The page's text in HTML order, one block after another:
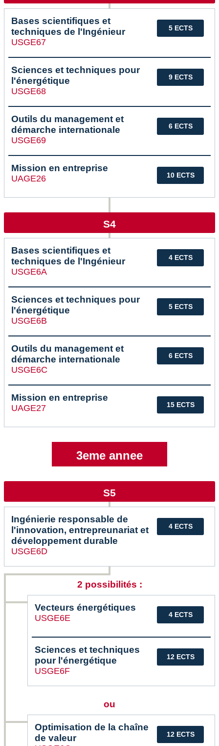
5 ECTS
Bases scientifiques et
techniques de l'Ingénieur
USGE67
9 ECTS
Sciences et techniques pour
l'énergétique
USGE68
6 ECTS
Outils du management et
démarche internationale
USGE69
10 ECTS
Mission en entreprise
UAGE26
S4
4 ECTS
Bases scientifiques et
techniques de l'Ingénieur
USGE6A
5 ECTS
Sciences et techniques pour
l'énergétique
USGE6B
6 ECTS
Outils du management et
démarche internationale
USGE6C
15 ECTS
Mission en entreprise
UAGE27
3eme annee
S5
4 ECTS
Ingénierie responsable de
l'innovation, entrepreunariat et
développement durable
USGE6D
2 possibilités :
4 ECTS
Vecteurs énergétiques
USGE6E
12 ECTS
Sciences et techniques
pour l'énergétique
USGE6F
ou
12 ECTS
Optimisation de la chaîne
de valeur